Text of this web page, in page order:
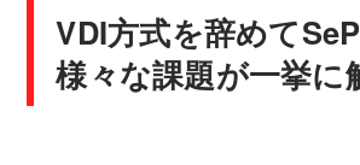
VDI方式を辞めて
様々な課題が一挙に